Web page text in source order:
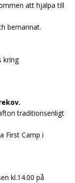
att hjälpa till
bemannat.
kring
traditionsenligt
First Camp i
kl.14.00 på